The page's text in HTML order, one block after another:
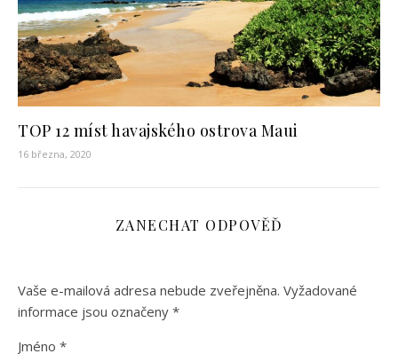
TOP 12 míst havajského ostrova Maui
16 března, 2020
ZANECHAT ODPOVĚĎ
Vaše e-mailová adresa nebude zveřejněna. Vyžadované
informace jsou označeny *
Jméno *